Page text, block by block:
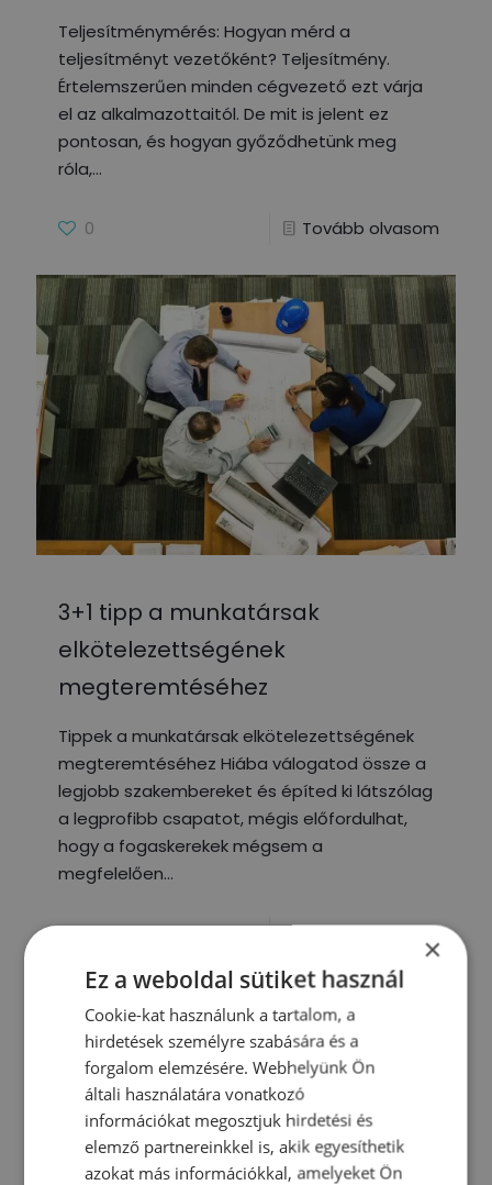
Teljesítménymérés: Hogyan mérd a
teljesítményt vezetőként? Teljesítmény.
Értelemszerűen minden cégvezető ezt várja
el az alkalmazottaitól. De mit is jelent ez
pontosan, és hogyan győződhetünk meg
róla,
0 Tovább olvasom
3+1 tipp a munkatársak
elkötelezettségének
megteremtéséhez
Tippek a munkatársak elkötelezettségének
megteremtéséhez Hiába válogatod össze a
legjobb szakembereket és építed ki látszólag
a legprofibb csapatot, mégis előfordulhat,
hogy a fogaskerekek mégsem a
megfelelően
0 Tovább olvasom
×
Ez a weboldal sütiket használ
Cookie-kat használunk a tartalom, a
hirdetések személyre szabására és a
forgalom elemzésére. Webhelyünk Ön
általi használatára vonatkozó
információkat megosztjuk hirdetési és
elemző partnereinkkel is, akik egyesíthetik
azokat más információkkal, amelyeket Ön